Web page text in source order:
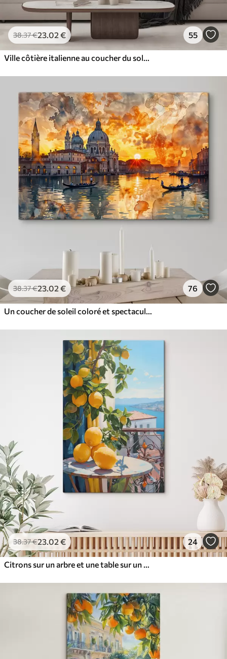
38.37€23.02 € 55
Ville côtière italienne au coucher du soleil, avec des bâtiments colorés bordant le front de mer et des bateaux flottant dans les eaux calmes
38.37€23.02 € 76
Un coucher de soleil coloré et spectaculaire sur le Grand Canal à Venise, en Italie, aquarelle
38.37€23.02 € 24
Citrons sur un arbre et une table sur un balcon d'hôtel avec vue sur la mer, imitation peinture à l'huile